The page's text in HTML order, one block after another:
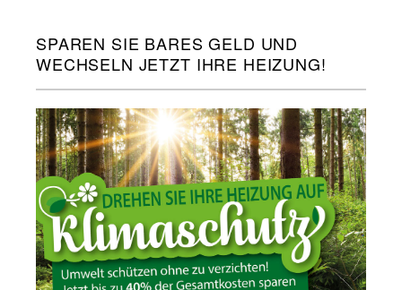
SPAREN SIE BARES GELD UND
WECHSELN JETZT IHRE HEIZUNG!